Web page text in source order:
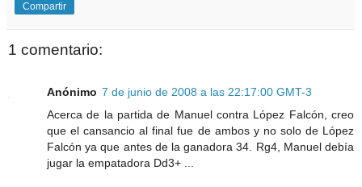
Compartir
1 comentario:
Anónimo 7 de junio de 2008 a las 22:17:00 GMT-3
Acerca de la partida de Manuel contra López Falcón, creo
que el cansancio al final fue de ambos y no solo de López
Falcón ya que antes de la ganadora 34. Rg4, Manuel debía
jugar la empatadora Dd3+ ...